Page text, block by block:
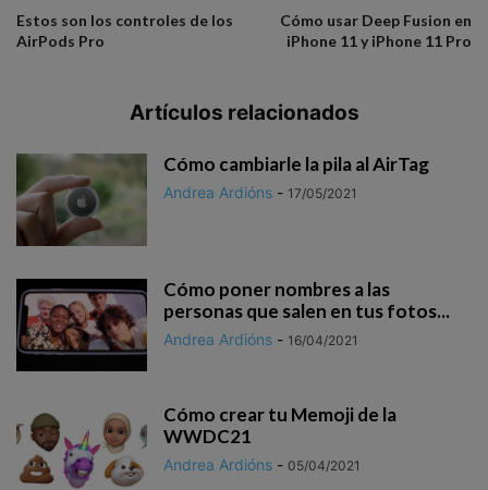
Estos son los controles de los
AirPods Pro
Cómo usar Deep Fusion en
iPhone 11 y iPhone 11 Pro
Artículos relacionados
Cómo cambiarle la pila al AirTag
Andrea Ardións - 17/05/2021
Cómo poner nombres a las
personas que salen en tus fotos...
Andrea Ardións - 16/04/2021
Cómo crear tu Memoji de la
WWDC21
Andrea Ardións - 05/04/2021